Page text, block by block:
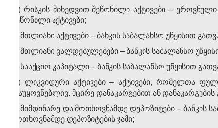
დ) რისკის მიხედვით შეწონილი აქტივები –
შეწონილი აქტივები;
ე) მთლიანი აქტივები – ბანკის საბალანსო უწყისით
ვ) მთლიანი ვალდებულებები – ბანკის საბალანსო
ზ) სააქციო კაპიტალი – ბანკის საბალანსო უწყისით
თ) ლიკვიდური აქტივები – აქტივები, რომელთა
დაუყოვნებლივ, მცირე დანაკარგებით ან
ი) მიმდინარე და მოთხოვნამდე დეპოზიტები – ბანკის
მოთხოვნამდე დეპოზიტების ჯამი;